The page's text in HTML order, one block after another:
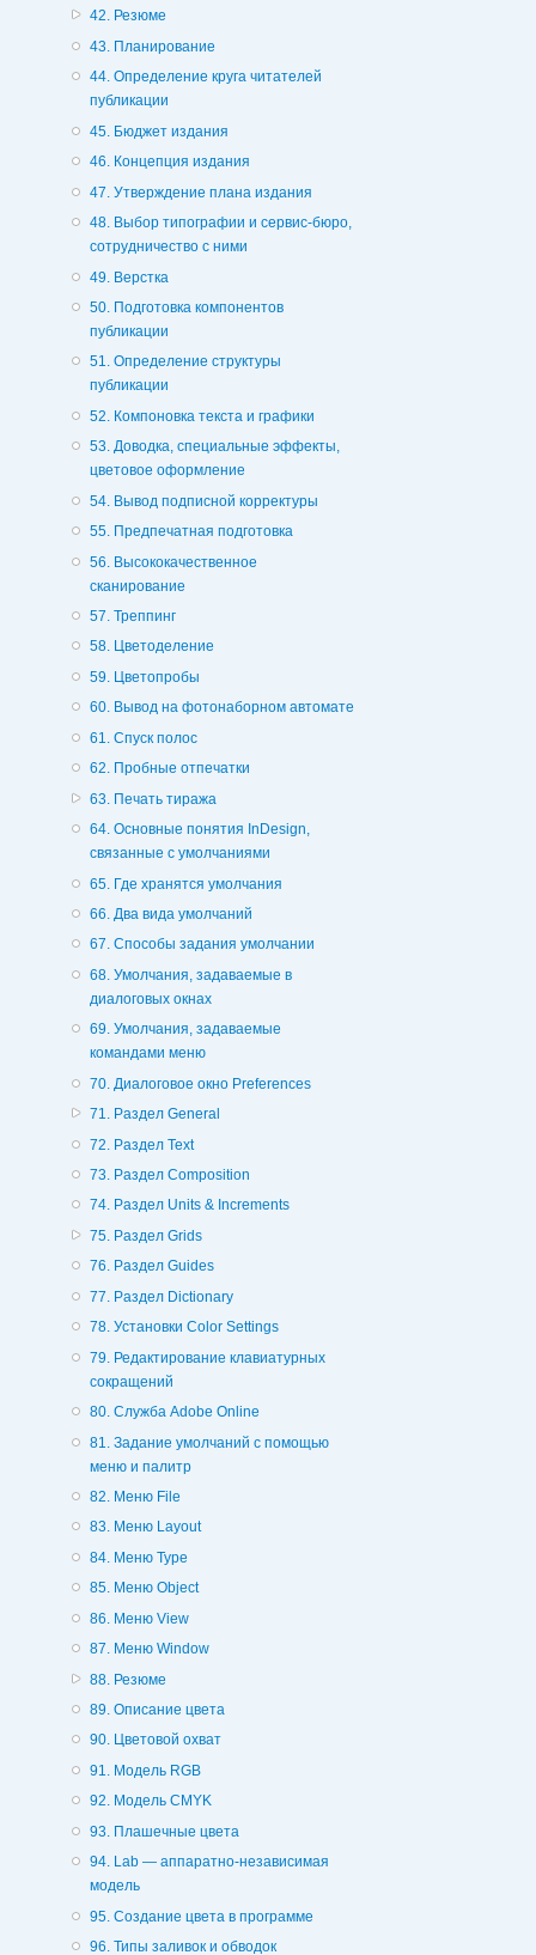
42. Резюме
43. Планирование
44. Определение круга читателей
публикации
45. Бюджет издания
46. Концепция издания
47. Утверждение плана издания
48. Выбор типографии и сервис-бюро,
сотрудничество с ними
49. Верстка
50. Подготовка компонентов
публикации
51. Определение структуры
публикации
52. Компоновка текста и графики
53. Доводка, специальные эффекты,
цветовое оформление
54. Вывод подписной корректуры
55. Предпечатная подготовка
56. Высококачественное
сканирование
57. Треппинг
58. Цветоделение
59. Цветопробы
60. Вывод на фотонаборном автомате
61. Спуск полос
62. Пробные отпечатки
63. Печать тиража
64. Основные понятия InDesign,
связанные с умолчаниями
65. Где хранятся умолчания
66. Два вида умолчаний
67. Способы задания умолчании
68. Умолчания, задаваемые в
диалоговых окнах
69. Умолчания, задаваемые
командами меню
70. Диалоговое окно Preferences
71. Раздел General
72. Раздел Text
73. Раздел Composition
74. Раздел Units & Increments
75. Раздел Grids
76. Раздел Guides
77. Раздел Dictionary
78. Установки Color Settings
79. Редактирование клавиатурных
сокращений
80. Служба Adobe Online
81. Задание умолчаний с помощью
меню и палитр
82. Меню File
83. Меню Layout
84. Меню Type
85. Меню Object
86. Меню View
87. Меню Window
88. Резюме
89. Описание цвета
90. Цветовой охват
91. Модель RGB
92. Модель CMYK
93. Плашечные цвета
94. Lab — аппаратно-независимая
модель
95. Создание цвета в программе
96. Типы заливок и обводок